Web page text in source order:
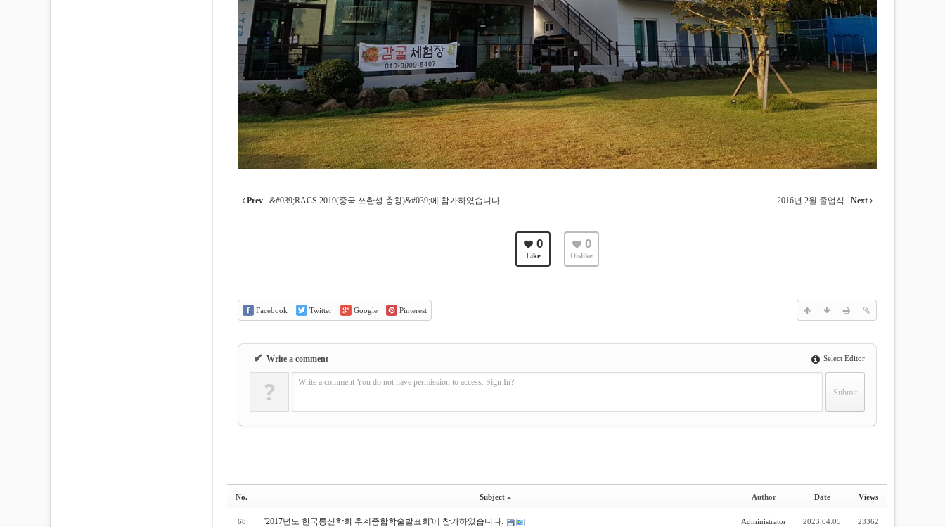
Prev &#039;RACS 2019(중국 쓰촨성 충칭)&#039;에 참가하였습니다. 2016년 2월 졸업식 Next
0
Like
0
Dislike
Facebook Twitter Google Pinterest
✔ Write a comment Select Editor
? Write a comment You do not have permission to access. Sign In?
No. Subject Author Date Views
68 '2017년도 한국통신학회 추계종합학술발표회'에 참가하였습니다. Administrator 2023.04.05 23362